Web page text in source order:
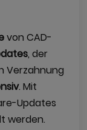
von CAD-
, der
Verzahnung
. Mit
Updates
werden.